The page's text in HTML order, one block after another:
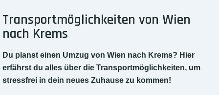
Transportmöglichkeiten von Wien
nach Krems
Du planst einen Umzug von Wien nach Krems? Hier
erfährst du alles über die Transportmöglichkeiten, um
stressfrei in dein neues Zuhause zu kommen!